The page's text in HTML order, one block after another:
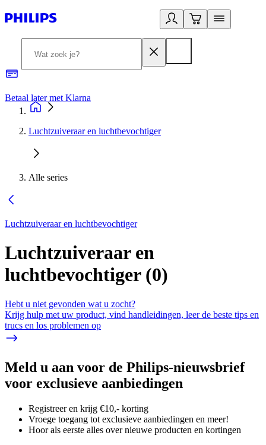
Betaal later met Klarna
Luchtzuiveraar en luchtbevochtiger
Alle series
Luchtzuiveraar en luchtbevochtiger
Luchtzuiveraar en
luchtbevochtiger(0)
Hebt u niet gevonden wat u zocht?
Krijg hulp met uw product, vind handleidingen, leer de beste tips en
trucs en los problemen op
Meld u aan voor de Philips-nieuwsbrief
voor exclusieve aanbiedingen
Registreer en krijg €10,- korting
Vroege toegang tot exclusieve aanbiedingen en meer!
Hoor als eerste alles over nieuwe producten en kortingen